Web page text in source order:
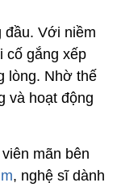
đầu. Với niềm
cố gắng xếp
lòng. Nhờ thế
và hoạt động
mãn bên
, nghệ sĩ dành